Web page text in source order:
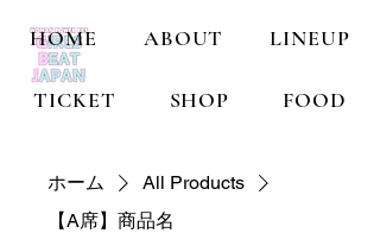
HOME ABOUT LINEUP
TICKET SHOP FOOD
ホーム
All Products
【A席】商品名